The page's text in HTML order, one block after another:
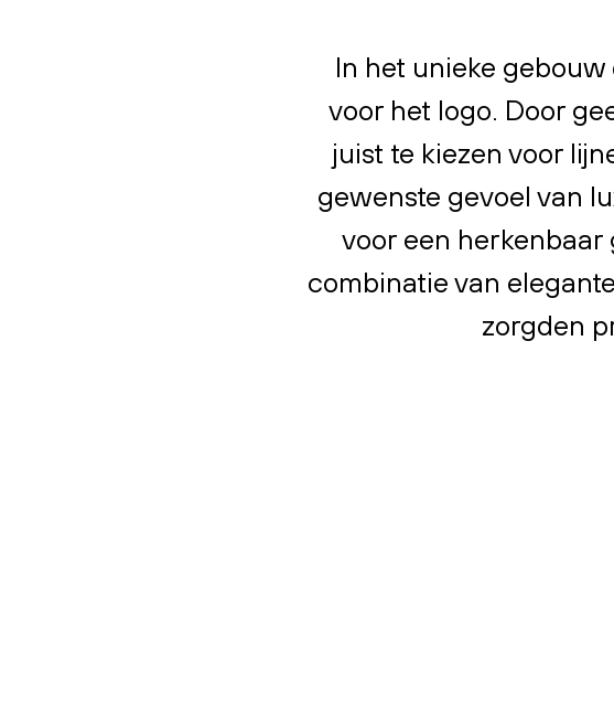
In het unieke
voor het logo. Door
juist te kiezen voor
gewenste gevoel van
voor een herkenbaar
combinatie van
zorgden